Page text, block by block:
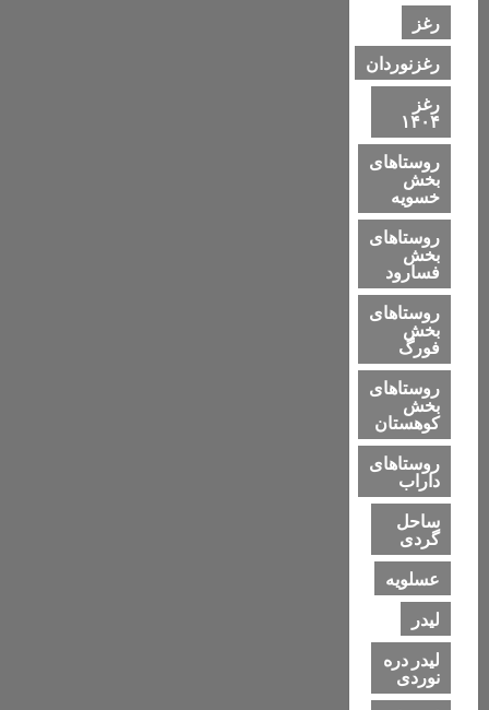
رغز
رغزنوردان
رغز
۱۴۰۴
روستاهای
بخش
خسویه
روستاهای
بخش
فسارود
روستاهای
بخش
فورگ
روستاهای
بخش
کوهستان
روستاهای
داراب
ساحل
گردی
عسلویه
لیدر
لیدر دره
نوردی